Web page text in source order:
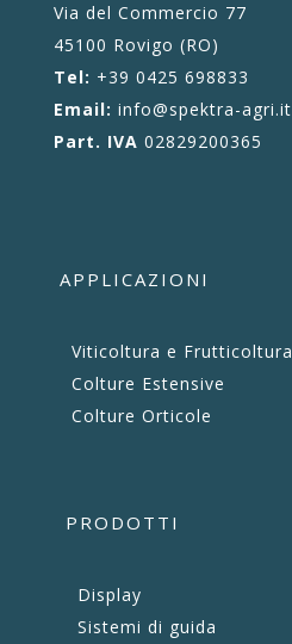
Via del Commercio 77
45100 Rovigo (RO)
Tel: +39 0425 698833
Email: info@spektra-agri.it
Part. IVA 02829200365
APPLICAZIONI
Viticoltura e Frutticoltura
Colture Estensive
Colture Orticole
PRODOTTI
Display
Sistemi di guida